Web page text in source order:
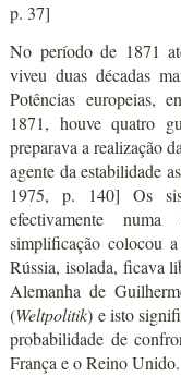
p. 37]
No período de 1871
viveu duas décadas
Potências europeias,
1871, houve quatro
preparava a realização
agente da estabilidade
1975, p. 140] Os
efectivamente
simplificação colocou
Rússia, isolada, ficava
Alemanha de
(Weltpolitik) e isto
probabilidade de
França e o Reino Unido.